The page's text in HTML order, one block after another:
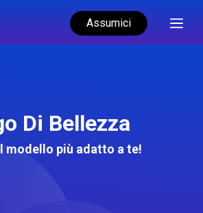
Assumici
Di Bellezza
modello più adatto a te!